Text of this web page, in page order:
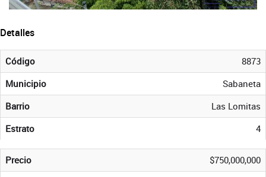
Detalles
Código
8873
Municipio
Sabaneta
Barrio
Las Lomitas
Estrato
4
Precio
$750,000,000